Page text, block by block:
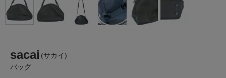
sacai (サカイ)
バッグ